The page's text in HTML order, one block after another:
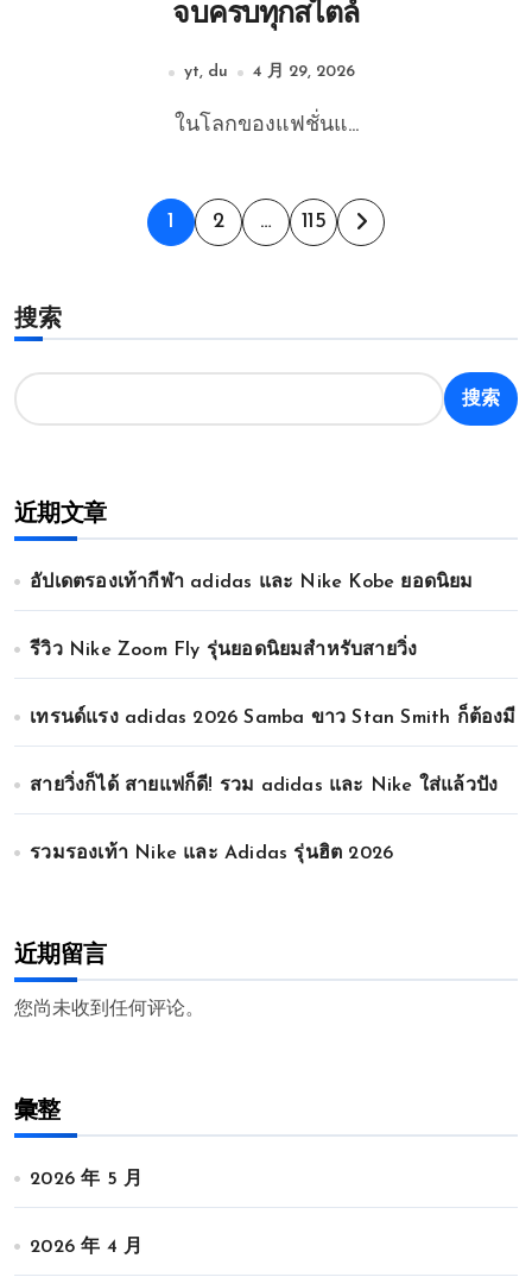
จบครบทุกสไตล์
yt, du 4 月 29, 2026
ในโลกของแฟชั่นแ...
文
分
页
1 2 … 115
搜索
搜索
近期文章
อัปเดตรองเท้ากีฬา adidas และ Nike Kobe ยอดนิยม
รีวิว Nike Zoom Fly รุ่นยอดนิยมสำหรับสายวิ่ง
เทรนด์แรง adidas 2026 Samba ขาว Stan Smith ก็ต้องมี
สายวิ่งก็ได้ สายแฟก็ดี! รวม adidas และ Nike ใส่แล้วปัง
รวมรองเท้า Nike และ Adidas รุ่นฮิต 2026
近期留言
您尚未收到任何评论。
彙整
2026 年 5 月
2026 年 4 月